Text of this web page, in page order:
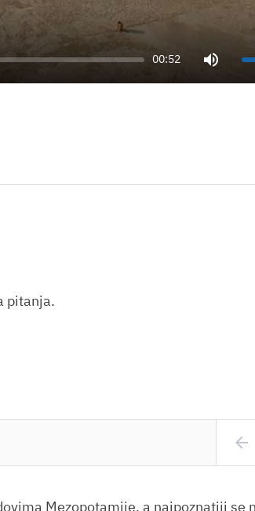
00:52
pitanja.
arrow_back
Mezopotamije, a najpoznatiji se